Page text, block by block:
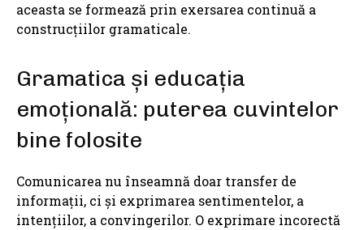
aceasta se formează prin exersarea continuă a
construcțiilor gramaticale.
Gramatica și educația
emoțională: puterea cuvintelor
bine folosite
Comunicarea nu înseamnă doar transfer de
informații, ci și exprimarea sentimentelor, a
intențiilor, a convingerilor. O exprimare incorectă